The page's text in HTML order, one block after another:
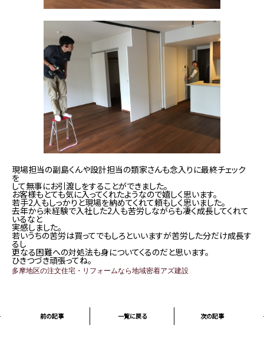
現場担当の副島くんや設計担当の類家さんも念入りに最終チェック
を
して無事にお引渡しをすることができました。
お客様もとても気に入ってくれたようなので嬉しく思います。
若手2人もしっかりと現場を納めてくれて頼もしく思いました。
去年から未経験で入社した2人も苦労しながらも凄く成長してくれて
いるなと
実感しました。
若いうちの苦労は買ってでもしろといいますが苦労した分だけ成長す
るし
更なる困難への対処法も身についてくるのだと思います。
ひきつづき頑張ってね。
多摩地区の注文住宅・リフォームなら地域密着アズ建設
前の記事 一覧に戻る 次の記事